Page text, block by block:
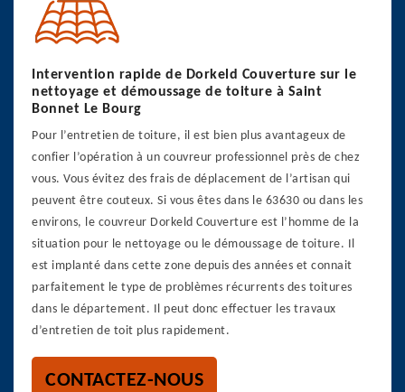
Intervention rapide de Dorkeld Couverture sur le
nettoyage et démoussage de toiture à Saint
Bonnet Le Bourg
Pour l’entretien de toiture, il est bien plus avantageux de
confier l’opération à un couvreur professionnel près de chez
vous. Vous évitez des frais de déplacement de l’artisan qui
peuvent être couteux. Si vous êtes dans le 63630 ou dans les
environs, le couvreur Dorkeld Couverture est l’homme de la
situation pour le nettoyage ou le démoussage de toiture. Il
est implanté dans cette zone depuis des années et connait
parfaitement le type de problèmes récurrents des toitures
dans le département. Il peut donc effectuer les travaux
d’entretien de toit plus rapidement.
CONTACTEZ-NOUS